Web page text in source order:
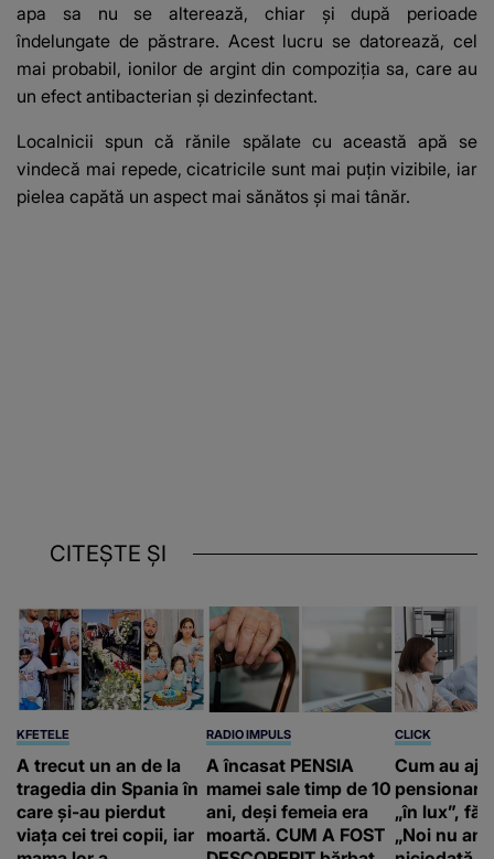
apa sa nu se alterează, chiar și după perioade
îndelungate de păstrare. Acest lucru se datorează, cel
mai probabil, ionilor de argint din compoziția sa, care au
un efect antibacterian și dezinfectant.
Localnicii spun că rănile spălate cu această apă se
vindecă mai repede, cicatricile sunt mai puțin vizibile, iar
pielea capătă un aspect mai sănătos și mai tânăr.
CITEȘTE ȘI
KFETELE
A trecut un an de la
tragedia din Spania în
care și-au pierdut
viața cei trei copii, iar
RADIO IMPULS
A încasat PENSIA
mamei sale timp de 10
ani, deși femeia era
moartă. CUM A FOST
CLICK
Cum au
pensionari
„în lux”,
„Noi nu